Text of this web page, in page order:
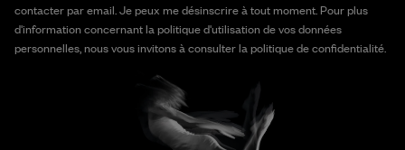
contacter par email. Je peux me désinscrire à tout moment. Pour plus
d'information concernant la politique d'utilisation de vos données
personnelles, nous vous invitons à consulter la politique de confidentialité.